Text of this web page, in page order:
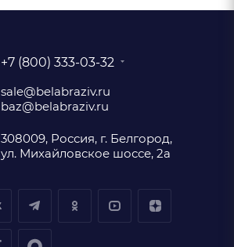
+7 (800) 333-03-32
sale@belabraziv.ru
baz@belabraziv.ru
308009, Россия, г. Белгород,
ул. Михайловское шоссе, 2а